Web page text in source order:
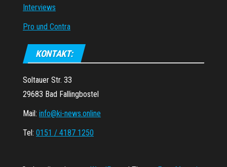
Interviews
Pro und Contra
KONTAKT:
Soltauer Str. 33
29683 Bad Fallingbostel
Mail: info@ki-news.online
Tel: 0151 / 4187 1250